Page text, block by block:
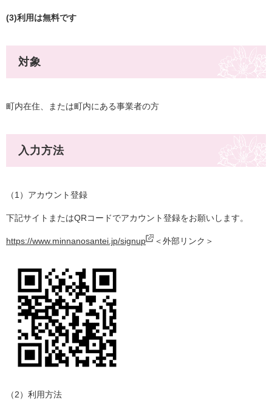
(3)利用は無料です
対象
町内在住、または町内にある事業者の方​
入力方法
（1）アカウント登録
下記サイトまたはQRコードでアカウント登録をお願いします。
https://www.minnanosantei.jp/signup ＜外部リンク＞
（2）利用方法